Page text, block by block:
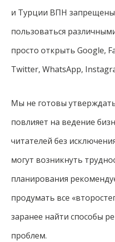
и Турции ВПН
пользоваться
просто открыть Google,
Twitter, WhatsApp,
Мы не готовы
повлияет на ведение
читателей без
могут возникнуть
планирования
продумать все
заранее найти способы
проблем.